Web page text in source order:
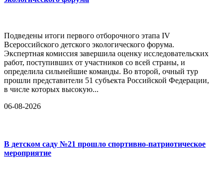
Подведены итоги первого отборочного этапа IV
Всероссийского детского экологического форума.
Экспертная комиссия завершила оценку исследовательских
работ, поступивших от участников со всей страны, и
определила сильнейшие команды. Во второй, очный тур
прошли представители 51 субъекта Российской Федерации,
в числе которых высокую...
06-08-2026
В детском саду №21 прошло спортивно-патриотическое
мероприятие